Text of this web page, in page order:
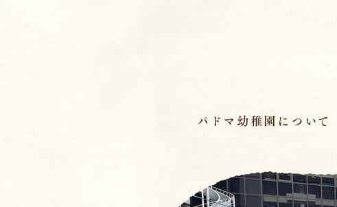
パドマ幼稚園について
園長のことば／沿革